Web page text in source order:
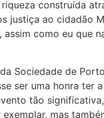
construída
justiça ao cidadão
como eu que
Sociedade de
ser uma honra ter
tão
mas